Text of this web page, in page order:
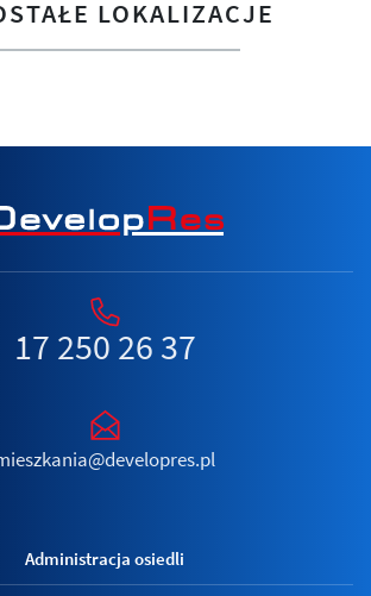
LOKALIZACJE
17 250 26 37
Administracja osiedli